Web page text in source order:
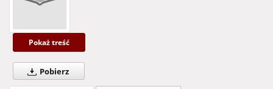
Pokaż treść
Pobierz